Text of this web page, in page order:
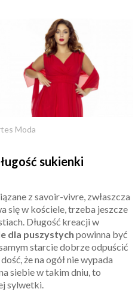
Moda
sukienki
z savoir-vivre, zwłaszcza
się w kościele, trzeba jeszcze
Długość kreacji w
dla puszystych powinna być
starcie dobrze odpuścić
że na ogół nie wypada
siebie w takim dniu, to
sylwetki.